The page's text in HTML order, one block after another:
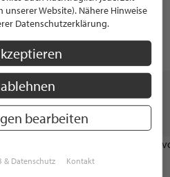
Walhalla
5.0 / 5.0
AUS "MODE &
unserer Website). Nähere Hinweise
Datenschutzerklärung.
bearbeiten
& Datenschutz Kontakt